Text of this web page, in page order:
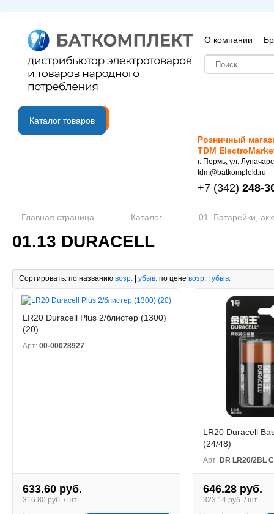
О компании
B2B портал
Каталог товаров
Розничный
TDM
г. Пермь, ул.
tdm@batkomplekt.ru
+7 (342) 248-
Главная страница Каталог 01. Батарейки,
01.13 DURACELL
Сортировать: по названию возр. | убыв. по цене возр. | убыв.
LR20 Duracell Plus 2/блистер (1300)
(20)
Арт: 00-00028927
633.60 руб.
316.80 руб. / шт.
LR20 Duracell
(24/48)
Арт: DR LR20/2BL
646.28 руб.
323.14 руб. / шт.